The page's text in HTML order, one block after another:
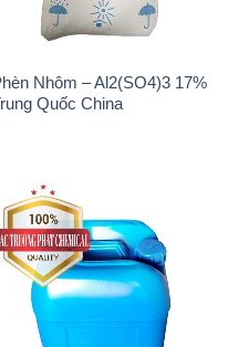
Axit Phosphoric – Acid
Phosphoric H3PO4 85% Đức
Giang Việt Nam